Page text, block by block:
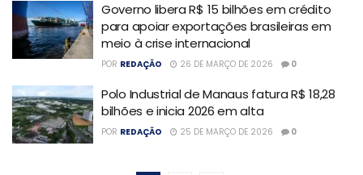
Governo libera R$ 15 bilhões em crédito
para apoiar exportações brasileiras em
meio à crise internacional
POR REDAÇÃO 26 DE MARÇO DE 2026 0
Polo Industrial de Manaus fatura R$ 18,28
bilhões e inicia 2026 em alta
POR REDAÇÃO 25 DE MARÇO DE 2026 0